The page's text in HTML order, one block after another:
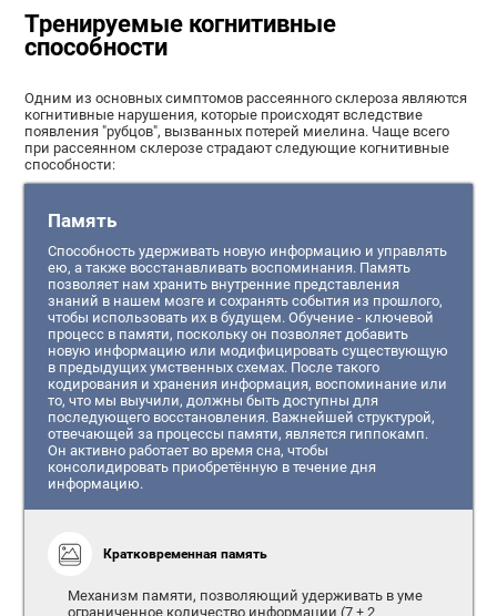
Тренируемые когнитивные
способности
Одним из основных симптомов рассеянного склероза являются
когнитивные нарушения, которые происходят вследствие
появления "рубцов", вызванных потерей миелина. Чаще всего
при рассеянном склерозе страдают следующие когнитивные
способности:
Память
Способность удерживать новую информацию и управлять
ею, а также восстанавливать воспоминания. Память
позволяет нам хранить внутренние представления
знаний в нашем мозге и сохранять события из прошлого,
чтобы использовать их в будущем. Обучение - ключевой
процесс в памяти, поскольку он позволяет добавить
новую информацию или модифицировать существующую
в предыдущих умственных схемах. После такого
кодирования и хранения информация, воспоминание или
то, что мы выучили, должны быть доступны для
последующего восстановления. Важнейшей структурой,
отвечающей за процессы памяти, является гиппокамп.
Он активно работает во время сна, чтобы
консолидировать приобретённую в течение дня
информацию.
Кратковременная память
Механизм памяти, позволяющий удерживать в уме
ограниченное количество информации (7 ± 2